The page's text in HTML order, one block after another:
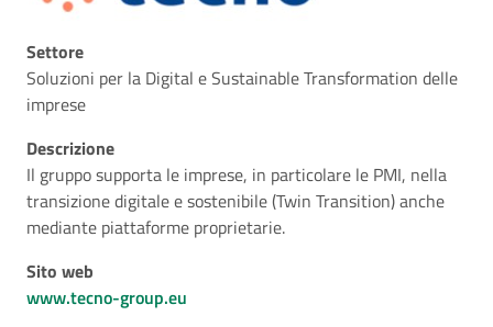
Settore
Soluzioni per la Digital e Sustainable Transformation delle
imprese
Descrizione
Il gruppo supporta le imprese, in particolare le PMI, nella
transizione digitale e sostenibile (Twin Transition) anche
mediante piattaforme proprietarie.
Sito web
www.tecno-group.eu